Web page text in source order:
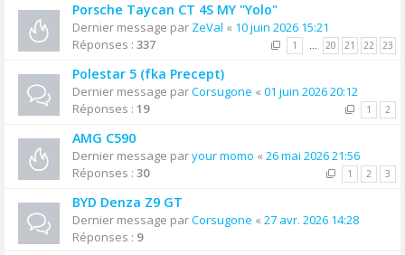
Porsche Taycan CT 4S MY "Yolo"
Dernier message par ZeVal « 10 juin 2026 15:21
Réponses : 337 1 … 20 21 22 23
Polestar 5 (fka Precept)
Dernier message parCorsugone « 01 juin 2026 20:12
Réponses : 19 1 2
AMG C590
Dernier message paryour momo « 26 mai 2026 21:56
Réponses : 30 1 2 3
BYD Denza Z9 GT
Dernier message parCorsugone « 27 avr. 2026 14:28
Réponses : 9